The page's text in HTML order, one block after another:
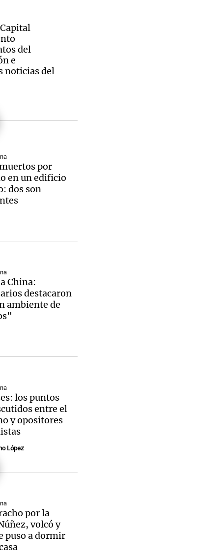
del
e
noticias del
por
en un edificio
dos son
China:
destacaron
ambiente de
los puntos
entre el
y opositores
López
por la
volcó y
puso a dormir